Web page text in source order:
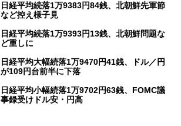
日経平均続落1万9383円84銭、北朝鮮先軍節
など控え様子見
日経平均続落1万9393円13銭、北朝鮮問題な
ど重しに
日経平均大幅続落1万9470円41銭、ドル／円
が109円台前半に下落
日経平均小幅続落1万9702円63銭、FOMC議
事録受けドル安・円高